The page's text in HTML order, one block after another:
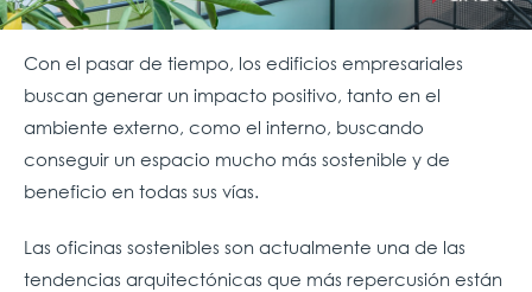
Con el pasar de tiempo, los edificios empresariales
buscan generar un impacto positivo, tanto en el
ambiente externo, como el interno, buscando
conseguir un espacio mucho más sostenible y de
beneficio en todas sus vías.
Las oficinas sostenibles son actualmente una de las
tendencias arquitectónicas que más repercusión están